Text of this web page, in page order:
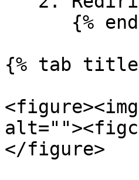
{% tab
</figure>